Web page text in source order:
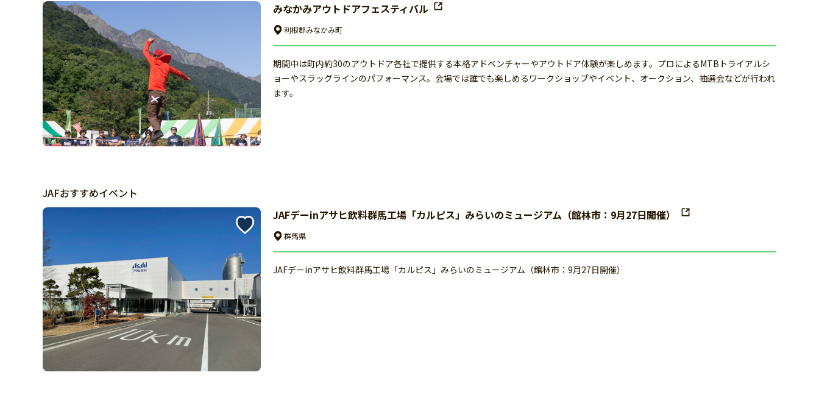
みなかみアウトドアフェスティバル
利根郡みなかみ町
期間中は町内約30のアウトドア各社で提供する本格アドベンチャーやアウトドア体験が楽しめます。プロによるMTBトライアルシ
ョーやスラッグラインのパフォーマンス。会場では誰でも楽しめるワークショップやイベント、オークション、抽選会などが行われ
ます。
JAFおすすめイベント
JAFデーinアサヒ飲料群馬工場「カルピス」みらいのミュージアム（館林市：9月27日開催）
群馬県
JAFデーinアサヒ飲料群馬工場「カルピス」みらいのミュージアム（館林市：9月27日開催）